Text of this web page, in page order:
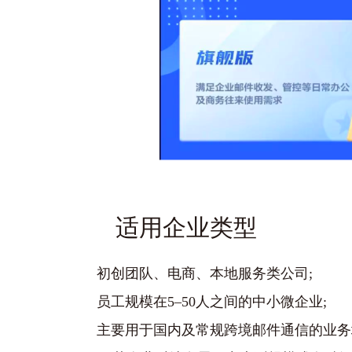
适用企业类型
初创团队、电商、本地服务类公司;
员工规模在5–50人之间的中小微企业;
主要用于国内及常规跨境邮件通信的业